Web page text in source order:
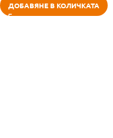
ДОБАВЯНЕ В КОЛИЧКАТА